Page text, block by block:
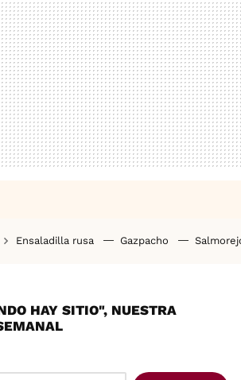
Ensaladilla rusa Gazpacho
HAY SITIO", NUESTRA